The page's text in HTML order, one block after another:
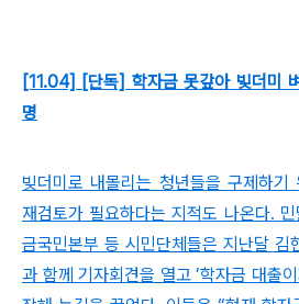
[11.04] [단독] 학자금 못갚아 빚더미
명
빚더미로 내몰리는 청년들을 구제하
재검토가 필요하다는 지적도 나온다.
금국민본부 등 시민단체들은 지난달 김
과 함께 기자회견을 열고 ’학자금 대출